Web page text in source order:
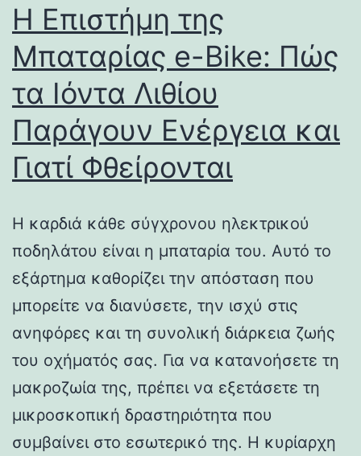
Η Επιστήμη της
Μπαταρίας e-Bike: Πώς
τα Ιόντα Λιθίου
Παράγουν Ενέργεια και
Γιατί Φθείρονται
Η καρδιά κάθε σύγχρονου ηλεκτρικού
ποδηλάτου είναι η μπαταρία του. Αυτό το
εξάρτημα καθορίζει την απόσταση που
μπορείτε να διανύσετε, την ισχύ στις
ανηφόρες και τη συνολική διάρκεια ζωής
του οχήματός σας. Για να κατανοήσετε τη
μακροζωία της, πρέπει να εξετάσετε τη
μικροσκοπική δραστηριότητα που
συμβαίνει στο εσωτερικό της. Η κυρίαρχη